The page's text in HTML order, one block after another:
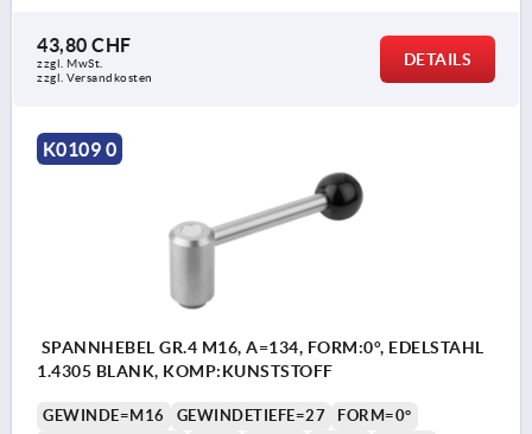
43,80 CHF
zzgl. MwSt.
zzgl. Versandkosten
DETAILS
K0109 0
SPANNHEBEL GR.4 M16, A=134, FORM:0°, EDELSTAHL
1.4305 BLANK, KOMP:KUNSTSTOFF
GEWINDE=M16 GEWINDETIEFE=27
FORM=0°